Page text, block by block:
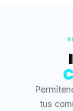
tus